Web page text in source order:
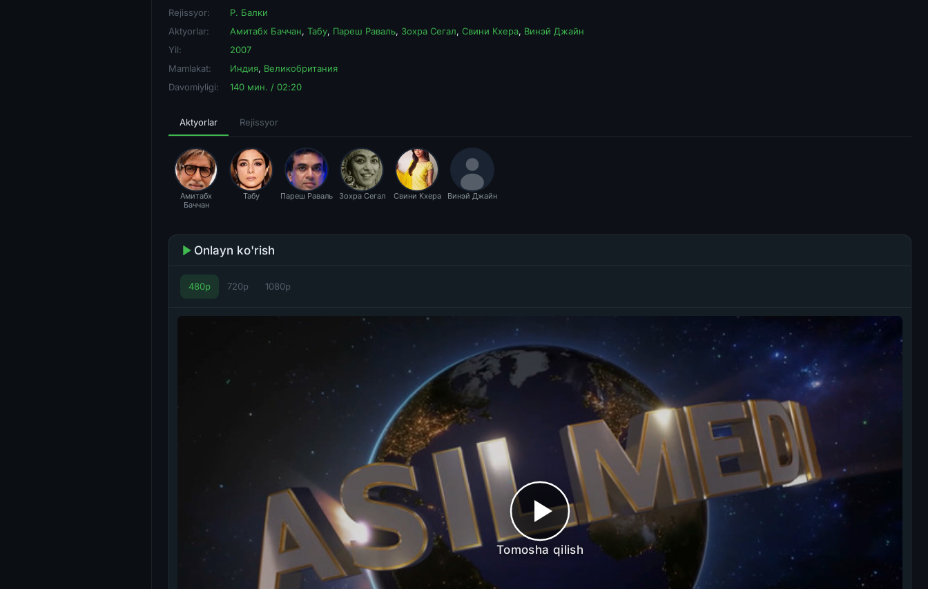
Rejissyor:
Р. Балки
Aktyorlar:
Амитабх Баччан, Табу, Пареш Раваль, Зохра Сегал, Свини Кхера, Винэй Джайн
Yil:
2007
Mamlakat:
Индия, Великобритания
Davomiyligi:
140 мин. / 02:20
Aktyorlar Rejissyor
Амитабх
Баччан
Табу Пареш Раваль Зохра Сегал Свини Кхера Винэй Джайн
Onlayn ko'rish
480p 720p 1080p
Tomosha qilish